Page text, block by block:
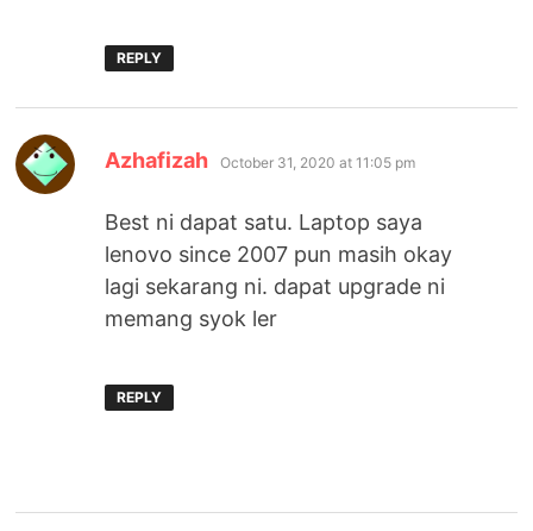
REPLY
Azhafizah says:
October 31, 2020 at 11:05 pm
Best ni dapat satu. Laptop saya
lenovo since 2007 pun masih okay
lagi sekarang ni. dapat upgrade ni
memang syok ler
REPLY